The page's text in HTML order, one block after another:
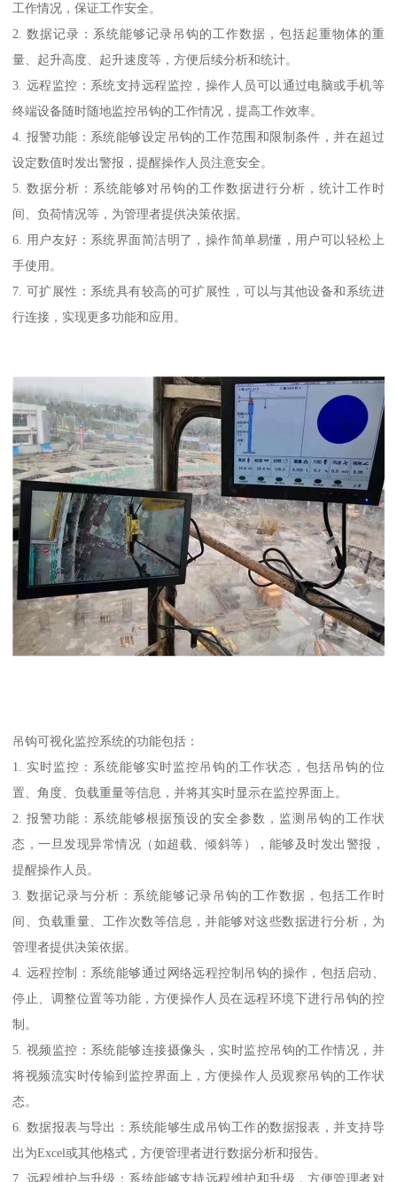
工作情况，保证工作安全。
2. 数据记录：系统能够记录吊钩的工作数据，包括起重物体的重
量、起升高度、起升速度等，方便后续分析和统计。
3. 远程监控：系统支持远程监控，操作人员可以通过电脑或手机等
终端设备随时随地监控吊钩的工作情况，提高工作效率。
4. 报警功能：系统能够设定吊钩的工作范围和限制条件，并在超过
设定数值时发出警报，提醒操作人员注意安全。
5. 数据分析：系统能够对吊钩的工作数据进行分析，统计工作时
间、负荷情况等，为管理者提供决策依据。
6. 用户友好：系统界面简洁明了，操作简单易懂，用户可以轻松上
手使用。
7. 可扩展性：系统具有较高的可扩展性，可以与其他设备和系统进
行连接，实现更多功能和应用。
吊钩可视化监控系统的功能包括：
1. 实时监控：系统能够实时监控吊钩的工作状态，包括吊钩的位
置、角度、负载重量等信息，并将其实时显示在监控界面上。
2. 报警功能：系统能够根据预设的安全参数，监测吊钩的工作状
态，一旦发现异常情况（如超载、倾斜等），能够及时发出警报，
提醒操作人员。
3. 数据记录与分析：系统能够记录吊钩的工作数据，包括工作时
间、负载重量、工作次数等信息，并能够对这些数据进行分析，为
管理者提供决策依据。
4. 远程控制：系统能够通过网络远程控制吊钩的操作，包括启动、
停止、调整位置等功能，方便操作人员在远程环境下进行吊钩的控
制。
5. 视频监控：系统能够连接摄像头，实时监控吊钩的工作情况，并
将视频流实时传输到监控界面上，方便操作人员观察吊钩的工作状
态。
6. 数据报表与导出：系统能够生成吊钩工作的数据报表，并支持导
出为Excel或其他格式，方便管理者进行数据分析和报告。
7. 远程维护与升级：系统能够支持远程维护和升级，方便管理者对